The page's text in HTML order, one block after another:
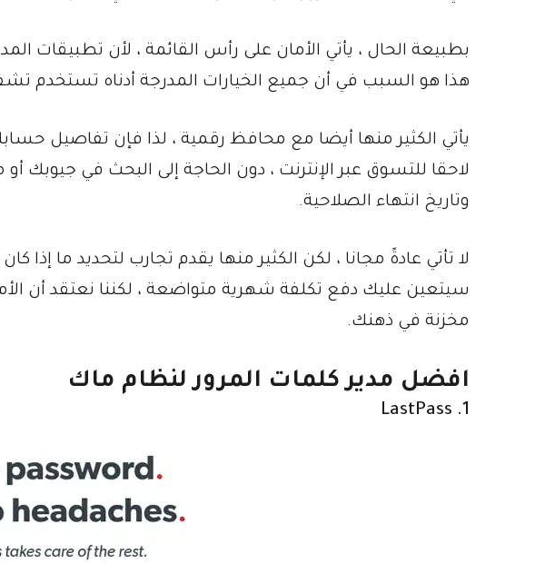
بطبيعة الحال ، يأتي الأمان على رأس القائمة ، لأن تطبيقات
هذا هو السبب في أن جميع الخيارات المدرجة أدناه تستخدم
يأتي الكثير منها أيضا مع محافظ رقمية ، لذا فإن تفاصيل
لاحقا للتسوق عبر الإنترنت ، دون الحاجة إلى البحث في
وتاريخ انتهاء الصلاحية.
لا تأتي عادةً مجانا ، لكن الكثير منها يقدم تجارب لتحديد ما إذا
سيتعين عليك دفع تكلفة شهرية متواضعة ، لكننا نعتقد أن
مخزنة في ذهنك.
افضل مدير كلمات المرور لنظام ماك
1. LastPass